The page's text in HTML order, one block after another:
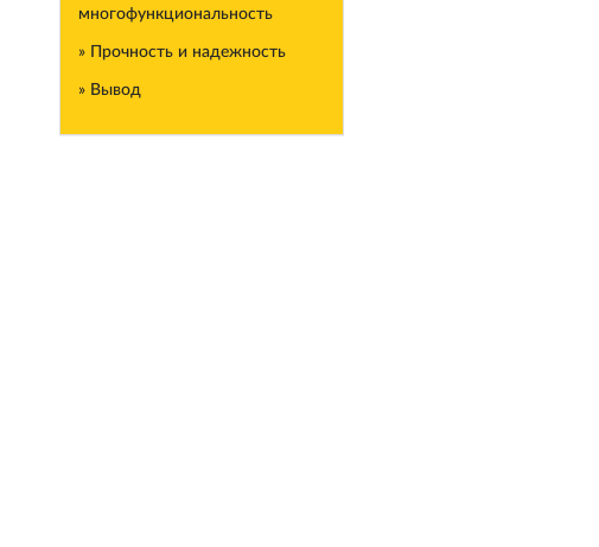
многофункциональность
» Прочность и надежность
» Вывод